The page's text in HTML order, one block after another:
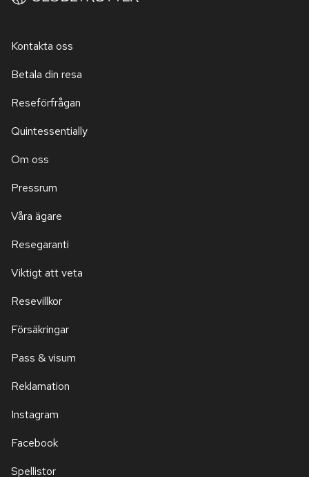
Kontakta oss
Betala din resa
Reseförfrågan
Quintessentially
Om oss
Pressrum
Våra ägare
Resegaranti
Viktigt att veta
Resevillkor
Försäkringar
Pass & visum
Reklamation
Instagram
Facebook
Spellistor